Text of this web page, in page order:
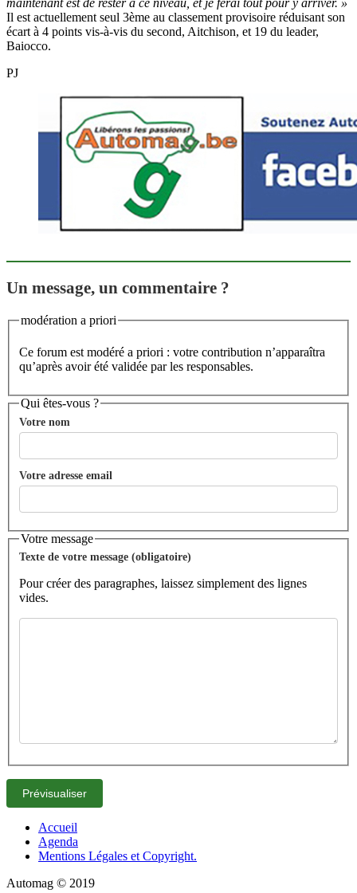
maintenant est de rester à ce niveau, et je ferai tout pour y arriver. »
Il est actuellement seul 3ème au classement provisoire réduisant son
écart à 4 points vis-à-vis du second, Aitchison, et 19 du leader,
Baiocco.
PJ
Un message, un commentaire ?
modération a priori
Ce forum est modéré a priori : votre contribution n’apparaîtra
qu’après avoir été validée par les responsables.
Qui êtes-vous ?
Votre nom
Votre adresse email
Votre message
Texte de votre message (obligatoire)
Pour créer des paragraphes, laissez simplement des lignes
vides.
Accueil
Agenda
Mentions Légales et Copyright.
Automag © 2019